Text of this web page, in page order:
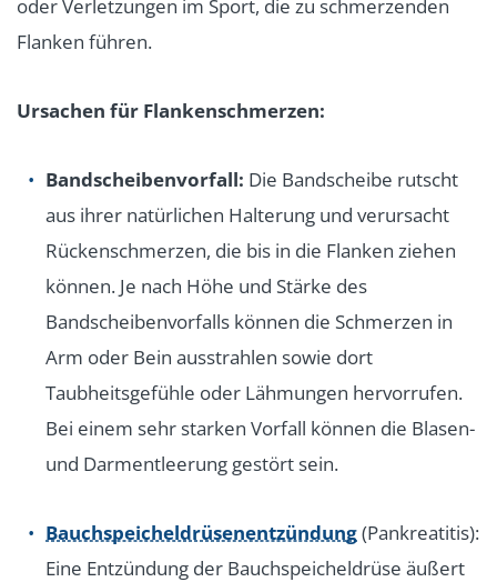
oder Verletzungen im Sport, die zu schmerzenden
Flanken führen.
Ursachen für Flankenschmerzen:
Bandscheibenvorfall: Die Bandscheibe rutscht
aus ihrer natürlichen Halterung und verursacht
Rückenschmerzen, die bis in die Flanken ziehen
können. Je nach Höhe und Stärke des
Bandscheibenvorfalls können die Schmerzen in
Arm oder Bein ausstrahlen sowie dort
Taubheitsgefühle oder Lähmungen hervorrufen.
Bei einem sehr starken Vorfall können die Blasen-
und Darmentleerung gestört sein.
Bauchspeicheldrüsenentzündung(Pankreatitis):
Eine Entzündung der Bauchspeicheldrüse äußert